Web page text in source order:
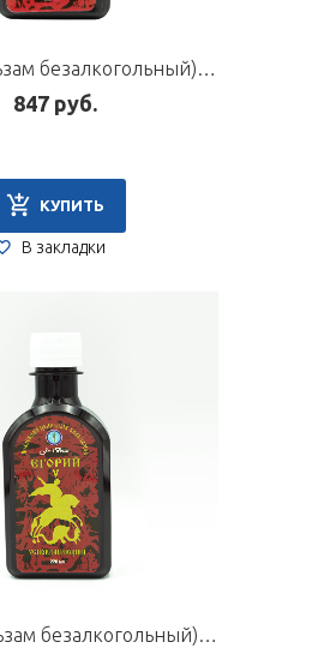
Сироп (бальзам безалкогольный) «Егорий IV», 220 мл
847 руб.
КУПИТЬ
В закладки
Сироп (бальзам безалкогольный) «Егорий V», 220 мл